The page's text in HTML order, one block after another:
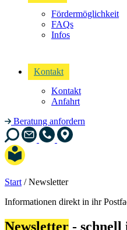
Fördermöglichkeit
FAQs
Infos
Kontakt
Kontakt
Anfahrt
Beratung anfordern
Start /Newsletter
Informationen direkt in ihr
Newsletter - schnell